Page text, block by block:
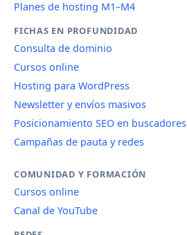
Planes de hosting M1–M4
FICHAS EN PROFUNDIDAD
Consulta de dominio
Cursos online
Hosting para WordPress
Newsletter y envíos masivos
Posicionamiento SEO en buscadores
Campañas de pauta y redes
COMUNIDAD Y FORMACIÓN
Cursos online
Canal de YouTube